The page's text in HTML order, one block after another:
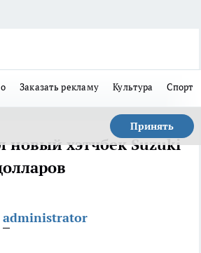
Заказать рекламу Культура Спорт
Принять
новый хэтчбек Suzuki
administrator